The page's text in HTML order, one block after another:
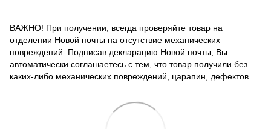
ВАЖНО! При получении, всегда проверяйте товар на
отделении Новой почты на отсутствие механических
повреждений. Подписав декларацию Новой почты, Вы
автоматически соглашаетесь с тем, что товар получили без
каких-либо механических повреждений, царапин, дефектов.